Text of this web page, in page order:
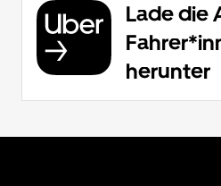
Lade die
herunter